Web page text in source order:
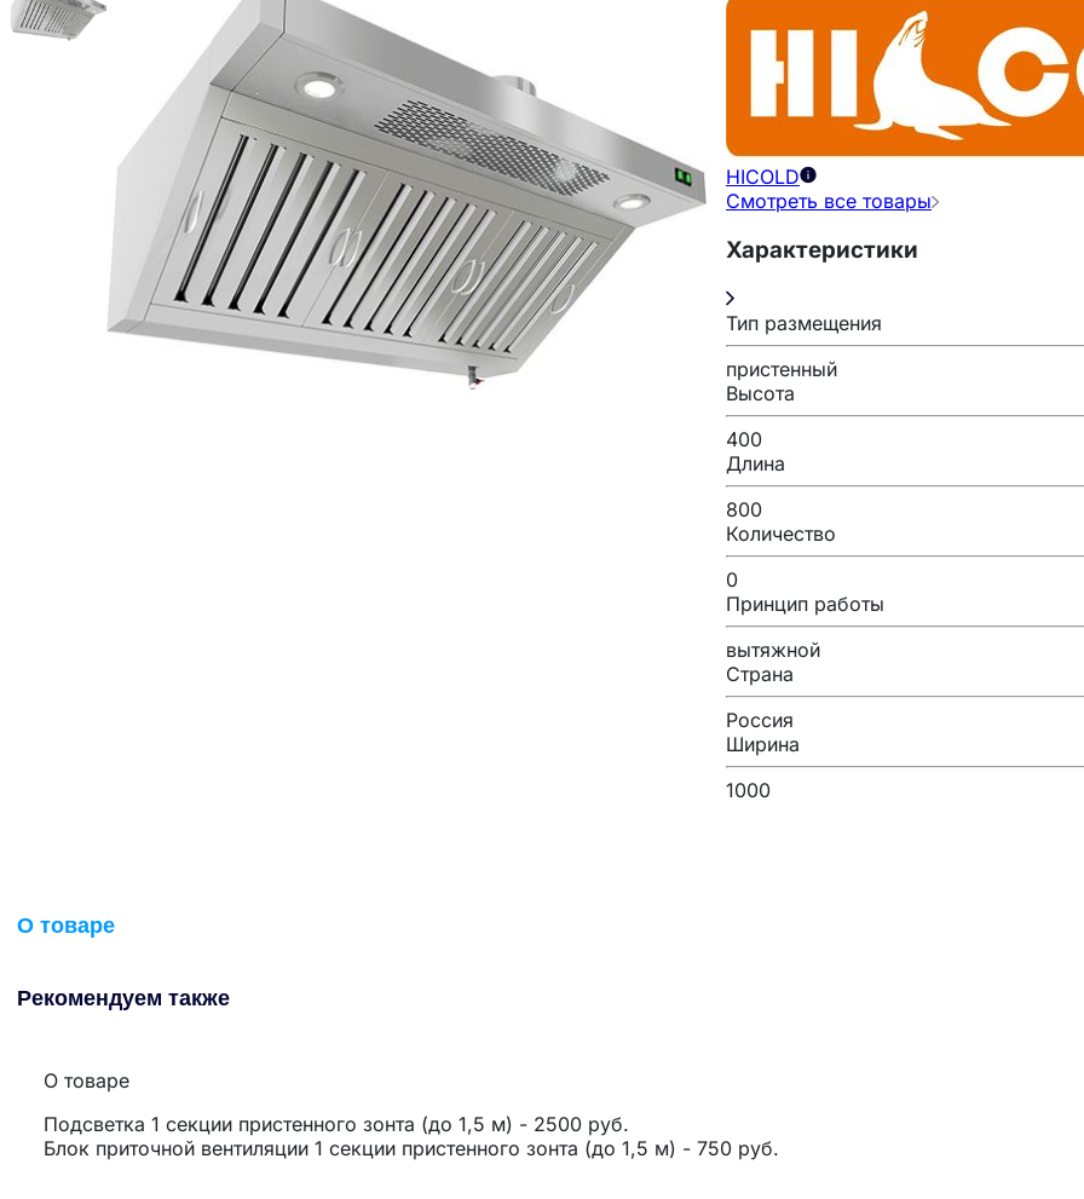
HICOLD
Смотреть все товары
Характеристики
Тип размещения
пристенный
Высота
400
Длина
800
Количество
0
Принцип работы
вытяжной
Страна
Россия
Ширина
1000
О товаре
Рекомендуем также
О товаре
Подсветка 1 секции пристенного зонта (до 1,5 м) - 2500 руб.
Блок приточной вентиляции 1 секции пристенного зонта (до 1,5 м) - 750 руб.